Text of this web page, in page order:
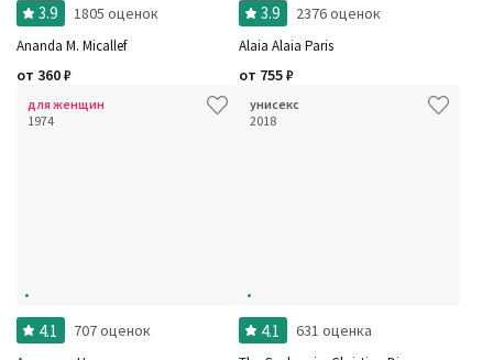
3.9 1805 оценок
Ananda M. Micallef
от 360₽
3.9 2376 оценок
Alaia Alaia Paris
от 755₽
для женщин
1974
4.1 707 оценок
унисекс
2018
4.1 631 оценка